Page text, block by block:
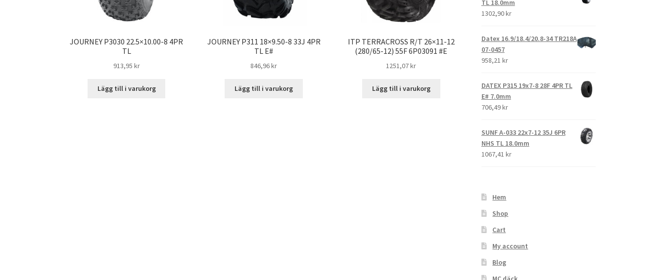
JOURNEY P3030 22.5×10.00-8 4PR
TL
913,95 kr
Lägg till i varukorg
JOURNEY P311 18×9.50-8 33J 4PR
TL E#
846,96 kr
Lägg till i varukorg
ITP TERRACROSS R/T 26×11-12
(280/65-12) 55F 6P03091 #E
1251,07 kr
Lägg till i varukorg
TL 18.0mm
1302,90 kr
Datex 16.9/18.4/20.8-34 TR218A
07-0457
958,21 kr
DATEX P315 19x7-8 28F 4PR TL
E# 7.0mm
706,49 kr
SUNF A-033 22x7-12 35J 6PR
NHS TL 18.0mm
1067,41 kr
Hem
Shop
Cart
My account
Blog